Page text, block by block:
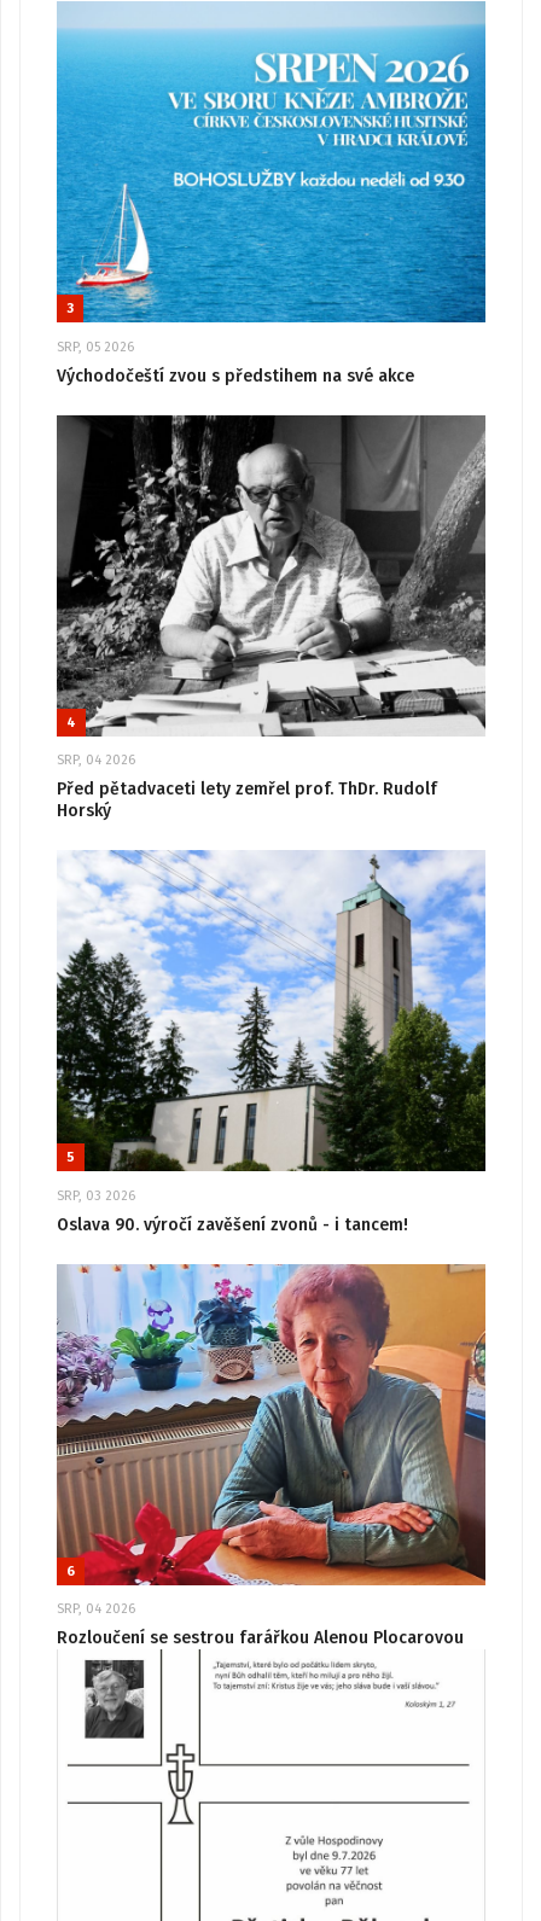
3
SRP, 05 2026
Východočeští zvou s předstihem na své akce
4
SRP, 04 2026
Před pětadvaceti lety zemřel prof. ThDr. Rudolf
Horský
5
SRP, 03 2026
Oslava 90. výročí zavěšení zvonů - i tancem!
6
SRP, 04 2026
Rozloučení se sestrou farářkou Alenou Plocarovou